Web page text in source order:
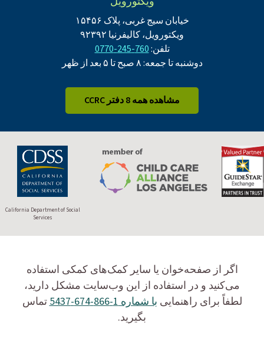
خیابان سیج غربی، پلاک ۱۵۴۵۶
ویکتورویل، کالیفرنیا ۹۲۳۹۲
تلفن:760-245-0770
دوشنبه تا جمعه: ۸ صبح تا ۵ بعد از ظهر
مشاهده همه 8 دفتر CCRC
California Department of Social
Services
اگر از صفحه‌خوان یا سایر کمک‌های کمکی استفاده
می‌کنید و در استفاده از این وب‌سایت مشکل دارید،
لطفاً برای راهنمایی با شماره 1-866-674-5437
تماس
بگیرید.